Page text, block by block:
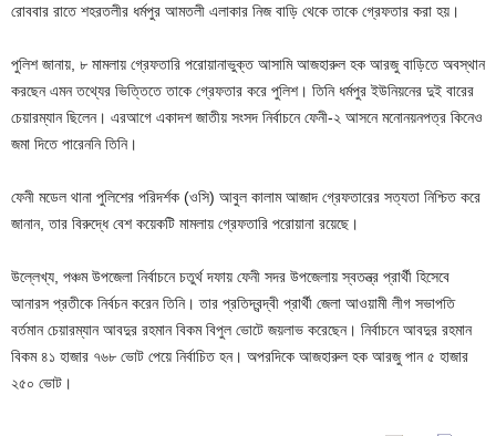
রোববার রাতে শহরতলীর ধর্মপুর আমতলী এলাকার নিজ বাড়ি থেকে তাকে গ্রেফতার করা হয়।
পুলিশ জানায়, ৮ মামলায় গ্রেফতারি পরোয়ানাভুক্ত আসামি আজহারুল হক আরজু বাড়িতে অবস্থান
করছেন এমন তথ্যের ভিত্তিতে তাকে গ্রেফতার করে পুলিশ। তিনি ধর্মপুর ইউনিয়নের দুই বারের
চেয়ারম্যান ছিলেন। এরআগে একাদশ জাতীয় সংসদ নির্বাচনে ফেনী-২ আসনে মনোনয়নপত্র কিনেও
জমা দিতে পারেননি তিনি।
ফেনী মডেল থানা পুলিশের পরিদর্শক (ওসি) আবুল কালাম আজাদ গ্রেফতারের সত্যতা নিশ্চিত করে
জানান, তার বিরুদ্ধে বেশ কয়েকটি মামলায় গ্রেফতারি পরোয়ানা রয়েছে।
উল্লেখ্য, পঞ্চম উপজেলা নির্বাচনে চতুর্থ দফায় ফেনী সদর উপজেলায় স্বতন্ত্র প্রার্থী হিসেবে
আনারস প্রতীকে নির্বচন করেন তিনি। তার প্রতিদ্বন্দ্বী প্রার্থী জেলা আওয়ামী লীগ সভাপতি
বর্তমান চেয়ারম্যান আবদুর রহমান বিকম বিপুল ভোটে জয়লাভ করেছেন। নির্বাচনে আবদুর রহমান
বিকম ৪১ হাজার ৭৬৮ ভোট পেয়ে নির্বাচিত হন। অপরদিকে আজহারুল হক আরজু পান ৫ হাজার
২৫০ ভোট।